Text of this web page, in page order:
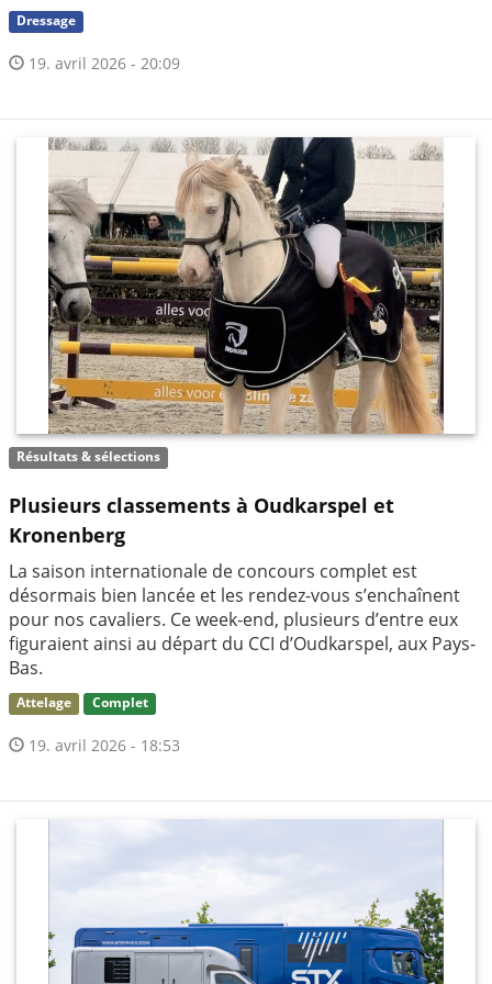
Dressage
19. avril 2026 - 20:09
Résultats & sélections
Plusieurs classements à Oudkarspel et
Kronenberg
La saison internationale de concours complet est
désormais bien lancée et les rendez-vous s’enchaînent
pour nos cavaliers. Ce week-end, plusieurs d’entre eux
figuraient ainsi au départ du CCI d’Oudkarspel, aux Pays-
Bas.
Attelage Complet
19. avril 2026 - 18:53